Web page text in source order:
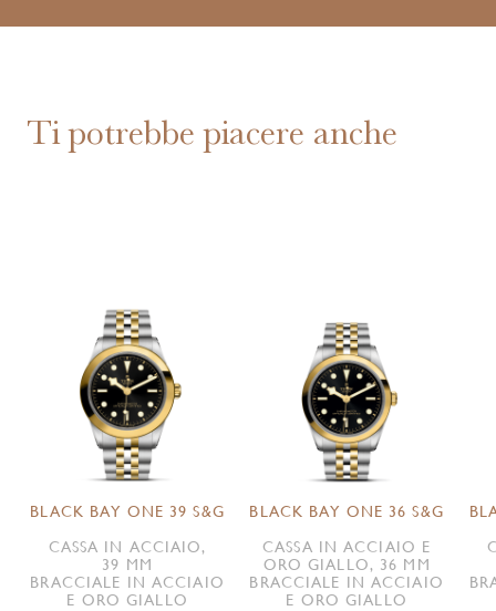
Ti potrebbe piacere anche
BLACK BAY ONE 39 S&G
CASSA IN ACCIAIO,
39 MM
BRACCIALE IN ACCIAIO
E ORO GIALLO
BLACK BAY ONE 36 S&G
CASSA IN ACCIAIO E
ORO GIALLO, 36 MM
BRACCIALE IN ACCIAIO
E ORO GIALLO